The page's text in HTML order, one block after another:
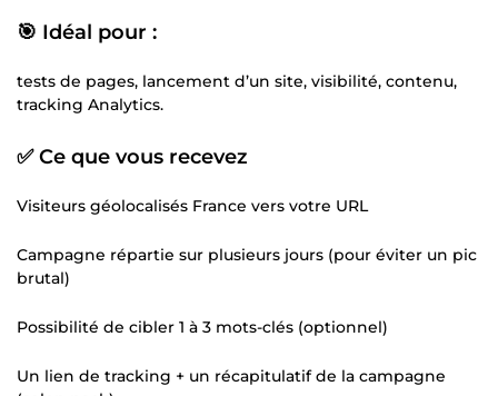
🎯 Idéal pour :
tests de pages, lancement d’un site, visibilité, contenu,
tracking Analytics.
✅ Ce que vous recevez
Visiteurs géolocalisés France vers votre URL
Campagne répartie sur plusieurs jours (pour éviter un pic
brutal)
Possibilité de cibler 1 à 3 mots-clés (optionnel)
Un lien de tracking + un récapitulatif de la campagne